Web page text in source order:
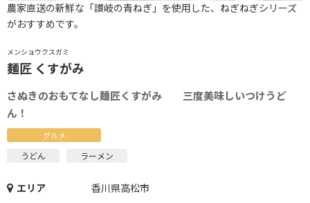
メンショウクスガミ
麺匠 くすがみ
さぬきのおもてなし麺匠くすがみ 三度美味しいつけうど
ん！
グルメ
うどん ラーメン
エリア
香川県高松市
農家直送の新鮮な「讃岐の青ねぎ」を使用した、ねぎねぎシリーズ
がおすすめです。